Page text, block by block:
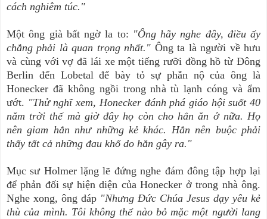
cách nghiêm túc."
Một ông già bất ngờ la to: "Ông hãy nghe đây, điều ấy
chẳng phải là quan trọng nhất." Ông ta là người về hưu
và cùng với vợ đã lái xe một tiếng rưỡi đồng hồ từ Đông
Berlin đến Lobetal để bày tỏ sự phẫn nộ của ông là
Honecker đã không ngồi trong nhà tù lạnh cóng và ẩm
ướt. "Thử nghĩ xem, Honecker đánh phá giáo hội suốt 40
năm trời thế mà giờ đây họ còn cho hắn ăn ở nữa. Họ
nên giam hắn như những kẻ khác. Hắn nên buộc phải
thấy tất cả những đau khổ do hắn gây ra."
Mục sư Holmer lặng lẽ đứng nghe đám đông tập hợp lại
để phản đối sự hiện diện của Honecker ở trong nhà ông.
Nghe xong, ông đáp "Nhưng Đức Chúa Jesus dạy yêu kẻ
thù của mình. Tôi không thể nào bỏ mặc một người lang